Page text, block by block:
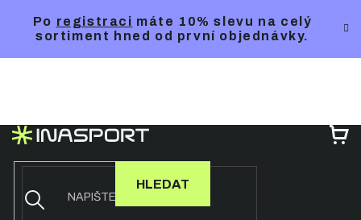
Po registraci máte 10% slevu na celý
sortiment hned od první objednávky.
HLEDAT